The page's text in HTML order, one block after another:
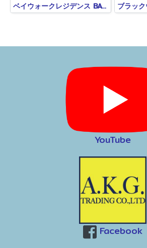
ベイウォークレジデンス BAYWALK RESIDENCE
YouTube
Facebook